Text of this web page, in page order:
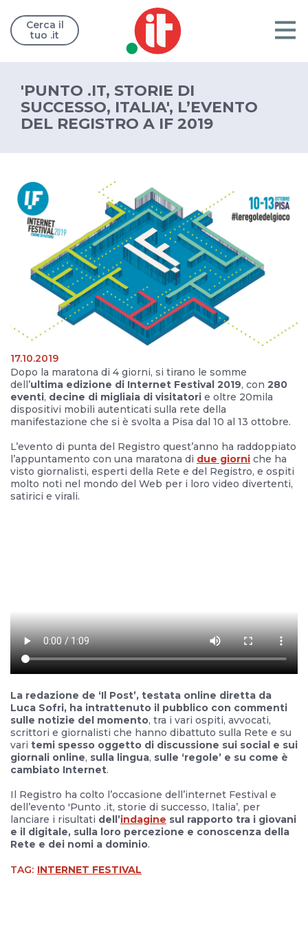
Cerca il
tuo .it
'PUNTO .IT, STORIE DI
SUCCESSO, ITALIA', L’EVENTO
DEL REGISTRO A IF 2019
17.10.2019
Dopo la maratona di 4 giorni, si tirano le somme
dell’ultima edizione di Internet Festival 2019, con 280
eventi, decine di migliaia di visitatori e oltre 20mila
dispositivi mobili autenticati sulla rete della
manifestazione che si è svolta a Pisa dal 10 al 13 ottobre.
L’evento di punta del Registro quest’anno ha raddoppiato
l’appuntamento con una maratona di due giorni che ha
visto giornalisti, esperti della Rete e del Registro, e ospiti
molto noti nel mondo del Web per i loro video divertenti,
satirici e virali.
La redazione de ‘Il Post’, testata online diretta da
Luca Sofri, ha intrattenuto il pubblico con commenti
sulle notizie del momento, tra i vari ospiti, avvocati,
scrittori e giornalisti che hanno dibattuto sulla Rete e su
vari temi spesso oggetto di discussione sui social e sui
giornali online, sulla lingua, sulle ‘regole’ e su come è
cambiato Internet.
Il Registro ha colto l’occasione dell’internet Festival e
dell’evento 'Punto .it, storie di successo, Italia’, per
lanciare i risultati dell’indagine sul rapporto tra i giovani
e il digitale, sulla loro percezione e conoscenza della
Rete e dei nomi a dominio.
TAG: INTERNET FESTIVAL